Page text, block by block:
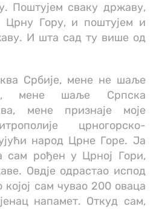
Поштујем сваку државу,
Црну Гору, и поштујем и
И шта сад ту више од
Србије, мене не шаље
мене шаље Српска
мене признаје моје
црногорско-
народ Црне Горе. Ја
сам рођен у Црној Гори,
Овдје одрастао испод
сам чувао 200 оваца
напамет. Откуд сам,